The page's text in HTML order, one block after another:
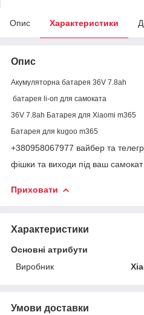
Опис Характеристики
Опис
Акумуляторна батарея 36V 7.8ah
батарея li-оп для самоката
36V 7.8ah Батарея для Xiaomi m365
Батарея для kugoo m365
+380958067977 вайбер та
фішки та виходи під ваш
Приховати
Характеристики
Основні атрибути
Виробник
Умови доставки